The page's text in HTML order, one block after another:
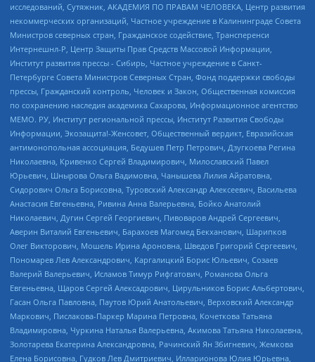
исследований, Сутяжник, АКАДЕМИЯ ПО ПРАВАМ ЧЕЛОВЕКА, Центр развития
некоммерческих организаций, Частное учреждение в Калининграде Совета
Министров северных стран, Гражданское содействие, Трансперенси
Интернешнл-Р, Центр Защиты Прав Средств Массовой Информации,
Институт развития прессы - Сибирь, Частное учреждение в Санкт-
Петербурге Совета Министров Северных Стран, Фонд поддержки свободы
прессы, Гражданский контроль, Человек и Закон, Общественная комиссия
по сохранению наследия академика Сахарова, Информационное агентство
МЕМО. РУ, Институт региональной прессы, Институт Развития Свободы
Информации, Экозащита!-Женсовет, Общественный вердикт, Евразийская
антимонопольная ассоциация, Бедушев Петр Петрович, Дзугкоева Регина
Николаевна, Кривенко Сергей Владимирович, Милославский Павел
Юрьевич, Шнырова Ольга Вадимовна, Чанышева Лилия Айратовна,
Сидорович Ольга Борисовна, Туровский Александр Алексеевич, Васильева
Анастасия Евгеньевна, Ривина Анна Валерьевна, Бойко Анатолий
Николаевич, Дугин Сергей Георгиевич, Пивоваров Андрей Сергеевич,
Аверин Виталий Евгеньевич, Барахоев Магомед Бекханович, Шарипков
Олег Викторович, Мошель Ирина Ароновна, Шведов Григорий Сергеевич,
Пономарев Лев Александрович, Каргалицкий Борис Юльевич, Созаев
Валерий Валерьевич, Исламов Тимур Рифгатович, Романова Ольга
Евгеньевна, Щаров Сергей Алексадрович, Цирульников Борис Альбертович,
Гасан Ольга Павловна, Паутов Юрий Анатольевич, Верховский Александр
Маркович, Пислакова-Паркер Марина Петровна, Кочеткова Татьяна
Владимировна, Чуркина Наталья Валерьевна, Акимова Татьяна Николаевна,
Золотарева Екатерина Александровна, Рачинский Ян Збигневич, Жемкова
Елена Борисовна, Гудков Лев Дмитриевич, Илларионова Юлия Юрьевна,